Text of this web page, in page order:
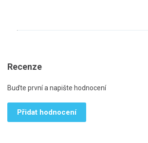
Recenze
Buďte první a napište hodnocení
Přidat hodnocení